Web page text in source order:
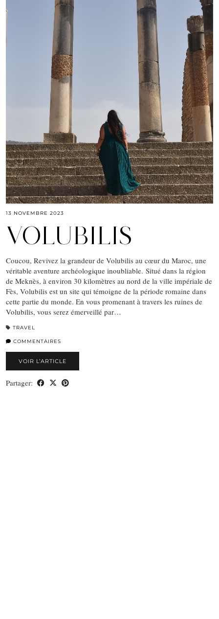
13 NOVEMBRE 2023
VOLUBILIS
Coucou, Revivez la grandeur de Volubilis au cœur du Maroc, une
véritable aventure archéologique inoubliable. Situé dans la région
de Meknès, à environ 30 kilomètres au nord de la ville impériale de
Fès, Volubilis est un site qui témoigne de la période romaine dans
cette partie du monde. En vous promenant à travers les ruines de
Volubilis, vous serez émerveillé par…
TRAVEL
COMMENTAIRES
VOIR L’ARTICLE
Partager: